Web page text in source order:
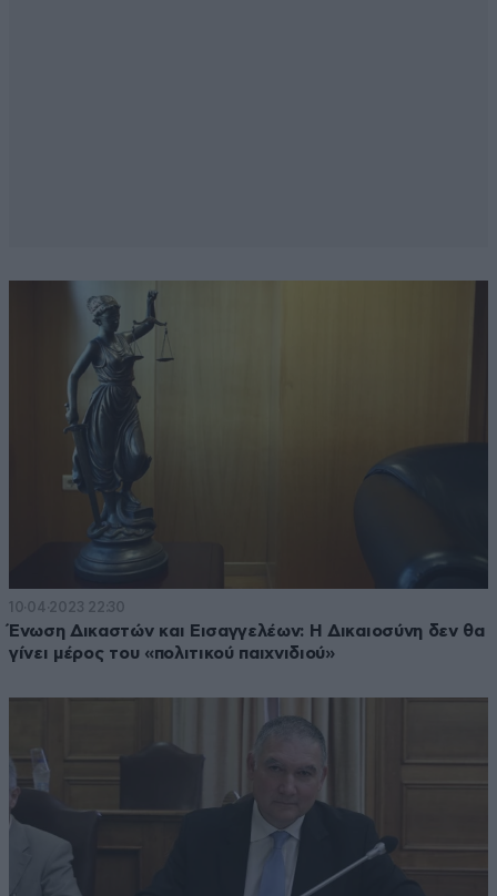
10·04·2023 22:30
Ένωση Δικαστών και Εισαγγελέων: Η Δικαιοσύνη δεν θα
γίνει μέρος του «πολιτικού παιχνιδιού»